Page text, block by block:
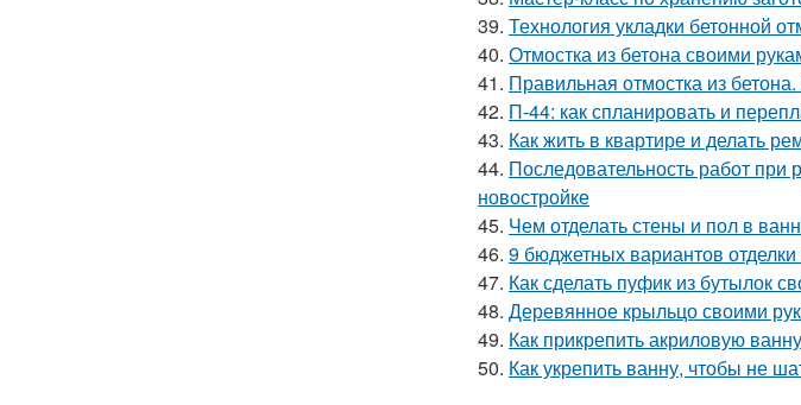
39. Технология укладки бетонной
40. Отмостка из бетона своими
41. Правильная отмостка из
42. П-44: как спланировать и
43. Как жить в квартире и делать
44. Последовательность работ при
новостройке
45. Чем отделать стены и пол в
46. 9 бюджетных вариантов
47. Как сделать пуфик из бутылок
48. Деревянное крыльцо своими
49. Как прикрепить акриловую
50. Как укрепить ванну, чтобы не